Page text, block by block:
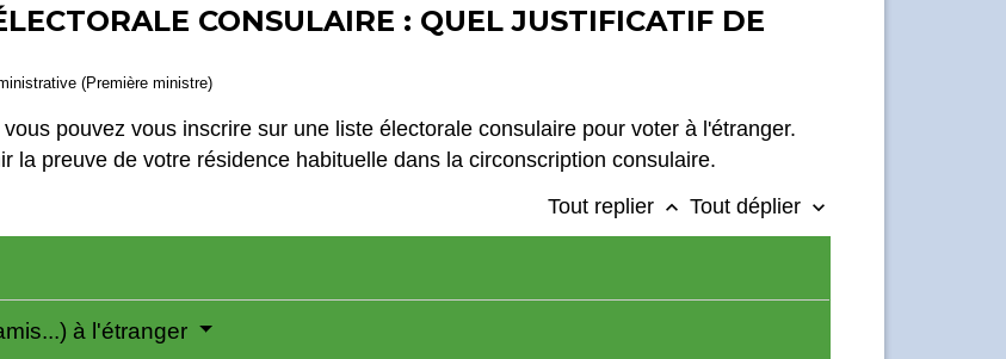
CONSULAIRE : QUEL JUSTIFICATIF DE
(Première ministre)
pouvez vous inscrire sur une liste électorale consulaire pour voter à l'étranger.
la preuve de votre résidence habituelle dans la circonscription consulaire.
Tout replier keyboard_arrow_up Tout déplier keyboard_arrow_down
à l'étranger